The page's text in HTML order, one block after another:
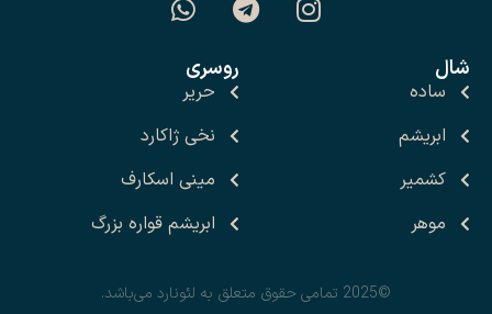
شال
ساده
ابریشم
کشمیر
موهر
روسری
حریر
نخی ژاکارد
مینی اسکارف
ابریشم قواره بزرگ
©2025 تمامی حقوق متعلق به لئونارد می‌باشد.